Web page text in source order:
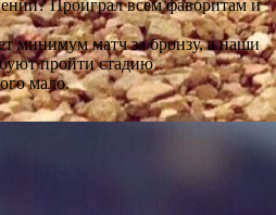
Проиграл всем фаворитам и
минимум матч за бронзу, а наши
пройти стадию
мало.